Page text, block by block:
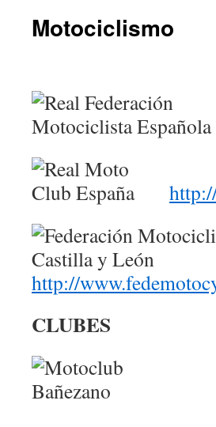
Motociclismo
http://
CLUBES